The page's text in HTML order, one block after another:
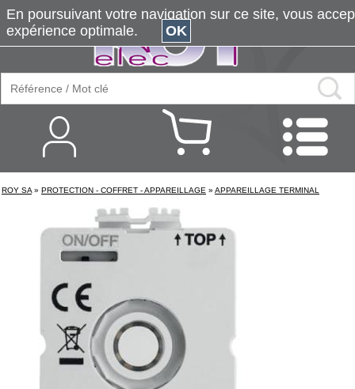
ROY SA » PROTECTION - COFFRET - APPAREILLAGE » APPAREILLAGE TERMINAL
En poursuivant votre navigation sur ce site, vous
expérience optimale.
OK